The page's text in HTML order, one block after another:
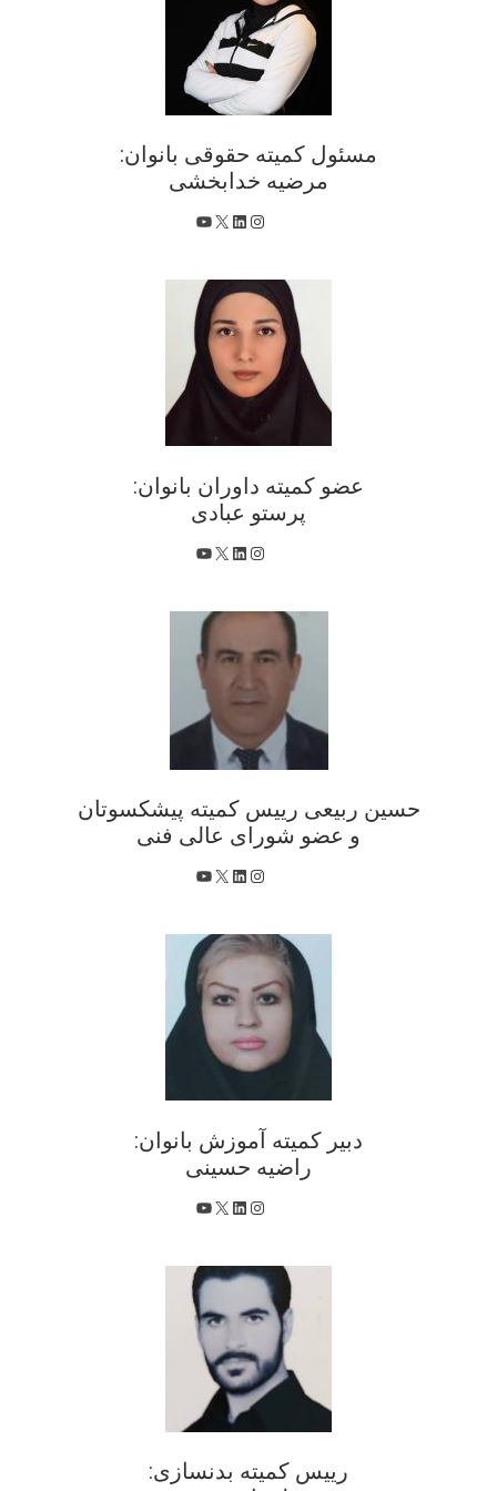
مسئول کمیته حقوقی بانوان:
مرضیه خدابخشی
اینستاگرم
لینکداین
X یوتیوب
عضو کمیته داوران بانوان:
پرستو عبادی
اینستاگرم
لینکداین
X یوتیوب
حسین ربیعی رییس کمیته پیشکسوتان
و عضو شورای عالی فنی
اینستاگرم
لینکداین
X یوتیوب
دبیر کمیته آموزش بانوان:
راضیه حسینی
اینستاگرم
لینکداین
X یوتیوب
رییس کمیته بدنسازی: